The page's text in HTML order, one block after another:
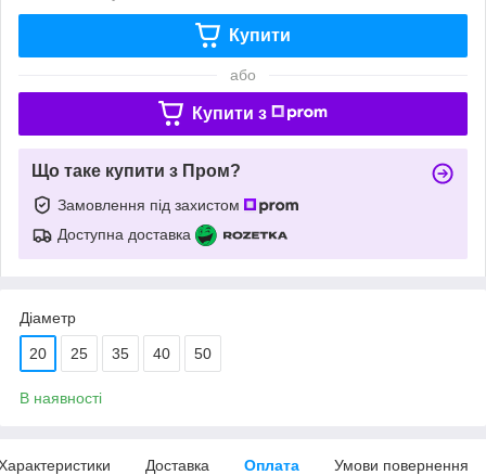
Купити
або
Купити з
Що таке купити з Пром?
Замовлення під захистом
Доступна доставка
Діаметр
20 25 35 40 50
В наявності
Доставка Оплата Умови повернення